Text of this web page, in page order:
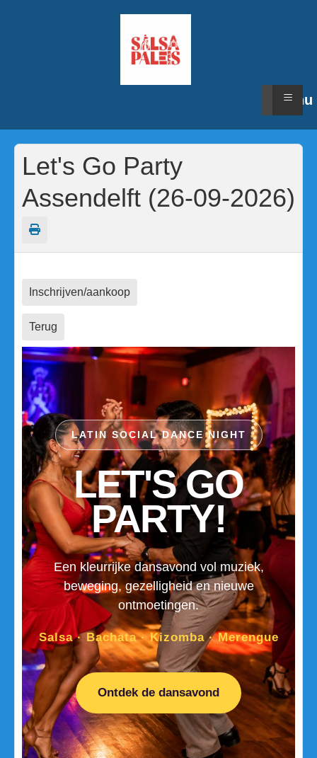
Menu
≡
Let's Go Party
Assendelft (26-09-2026)
Inschrijven/aankoop
Terug
LATIN SOCIAL DANCE NIGHT
LET'S GO
PARTY!
Een kleurrijke dansavond vol muziek,
beweging, gezelligheid en nieuwe
ontmoetingen.
Salsa · Bachata · Kizomba · Merengue
Ontdek de dansavond